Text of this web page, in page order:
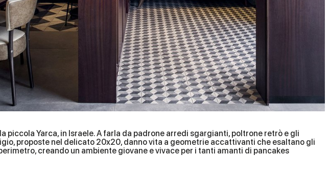
piccola Yarca, in Israele. A farla da padrone arredi sgargianti, poltrone retrò e gli
proposte nel delicato 20x20, danno vita a geometrie accattivanti che esaltano gli
creando un ambiente giovane e vivace per i tanti amanti di pancakes